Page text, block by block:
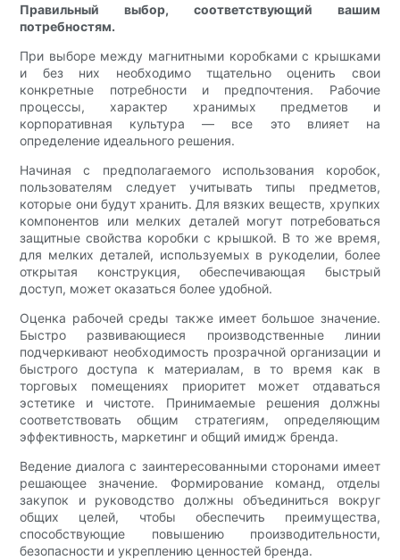
Правильный выбор, соответствующий вашим
потребностям.
При выборе между магнитными коробками с крышками
и без них необходимо тщательно оценить свои
конкретные потребности и предпочтения. Рабочие
процессы, характер хранимых предметов и
корпоративная культура — все это влияет на
определение идеального решения.
Начиная с предполагаемого использования коробок,
пользователям следует учитывать типы предметов,
которые они будут хранить. Для вязких веществ, хрупких
компонентов или мелких деталей могут потребоваться
защитные свойства коробки с крышкой. В то же время,
для мелких деталей, используемых в рукоделии, более
открытая конструкция, обеспечивающая быстрый
доступ, может оказаться более удобной.
Оценка рабочей среды также имеет большое значение.
Быстро развивающиеся производственные линии
подчеркивают необходимость прозрачной организации и
быстрого доступа к материалам, в то время как в
торговых помещениях приоритет может отдаваться
эстетике и чистоте. Принимаемые решения должны
соответствовать общим стратегиям, определяющим
эффективность, маркетинг и общий имидж бренда.
Ведение диалога с заинтересованными сторонами имеет
решающее значение. Формирование команд, отделы
закупок и руководство должны объединиться вокруг
общих целей, чтобы обеспечить преимущества,
способствующие повышению производительности,
безопасности и укреплению ценностей бренда.